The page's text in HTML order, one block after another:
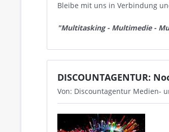
Bleibe mit uns in Verbindung
"Multitasking - Multimedie -
DISCOUNTAGENTUR:
Von: Discountagentur Medien-